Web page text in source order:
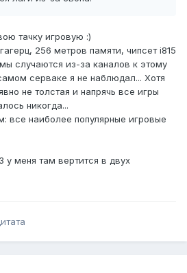
тачку игровую :)
256 метров памяти, чипсет i815
случаются из-за каналов к этому
серваке я не наблюдал... Хотя
не толстая и напрячь все игры
никогда...
все наиболее популярные игровые
у меня там вертится в двух